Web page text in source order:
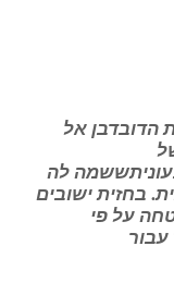
הדובדבן אל
לה
בחזית ישובים
על פי
עבור